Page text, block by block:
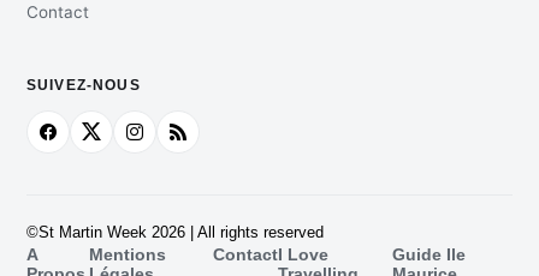
Contact
SUIVEZ-NOUS
©St Martin Week 2026 | All rights reserved
A
Mentions
ContactI Love
Guide Ile